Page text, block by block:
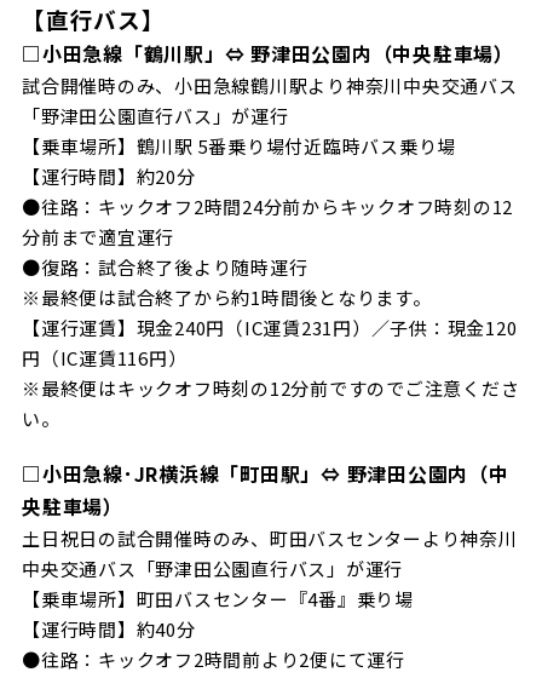
【直行バス】
□小田急線「鶴川駅」⇔ 野津田公園内（中央駐車場）
試合開催時のみ、小田急線鶴川駅より神奈川中央交通バス
「野津田公園直行バス」が運行
【乗車場所】鶴川駅 5番乗り場付近臨時バス乗り場
【運行時間】約20分
●往路：キックオフ2時間24分前からキックオフ時刻の12
分前まで適宜運行
●復路：試合終了後より随時運行
※最終便は試合終了から約1時間後となります。
【運行運賃】現金240円（IC運賃231円）／子供：現金120
円（IC運賃116円）
※最終便はキックオフ時刻の12分前ですのでご注意くださ
い。
□小田急線･JR横浜線「町田駅」⇔ 野津田公園内（中
央駐車場）
土日祝日の試合開催時のみ、町田バスセンターより神奈川
中央交通バス「野津田公園直行バス」が運行
【乗車場所】町田バスセンター『4番』乗り場
【運行時間】約40分
●往路：キックオフ2時間前より2便にて運行